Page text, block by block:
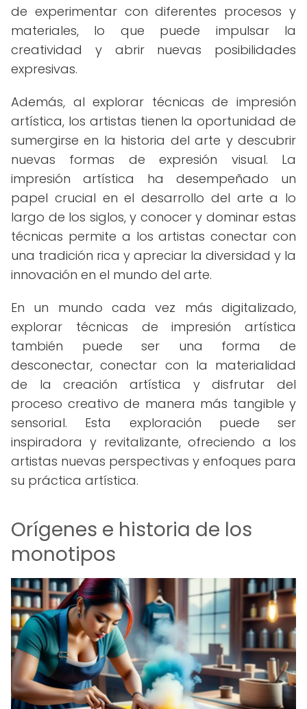
de experimentar con diferentes procesos y
materiales, lo que puede impulsar la
creatividad y abrir nuevas posibilidades
expresivas.
Además, al explorar técnicas de impresión
artística, los artistas tienen la oportunidad de
sumergirse en la historia del arte y descubrir
nuevas formas de expresión visual. La
impresión artística ha desempeñado un
papel crucial en el desarrollo del arte a lo
largo de los siglos, y conocer y dominar estas
técnicas permite a los artistas conectar con
una tradición rica y apreciar la diversidad y la
innovación en el mundo del arte.
En un mundo cada vez más digitalizado,
explorar técnicas de impresión artística
también puede ser una forma de
desconectar, conectar con la materialidad
de la creación artística y disfrutar del
proceso creativo de manera más tangible y
sensorial. Esta exploración puede ser
inspiradora y revitalizante, ofreciendo a los
artistas nuevas perspectivas y enfoques para
su práctica artística.
Orígenes e historia de los
monotipos